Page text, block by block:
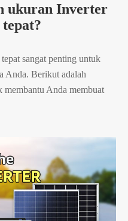
ukuran Inverter
sangat penting untuk
Anda. Berikut adalah
membantu Anda membuat